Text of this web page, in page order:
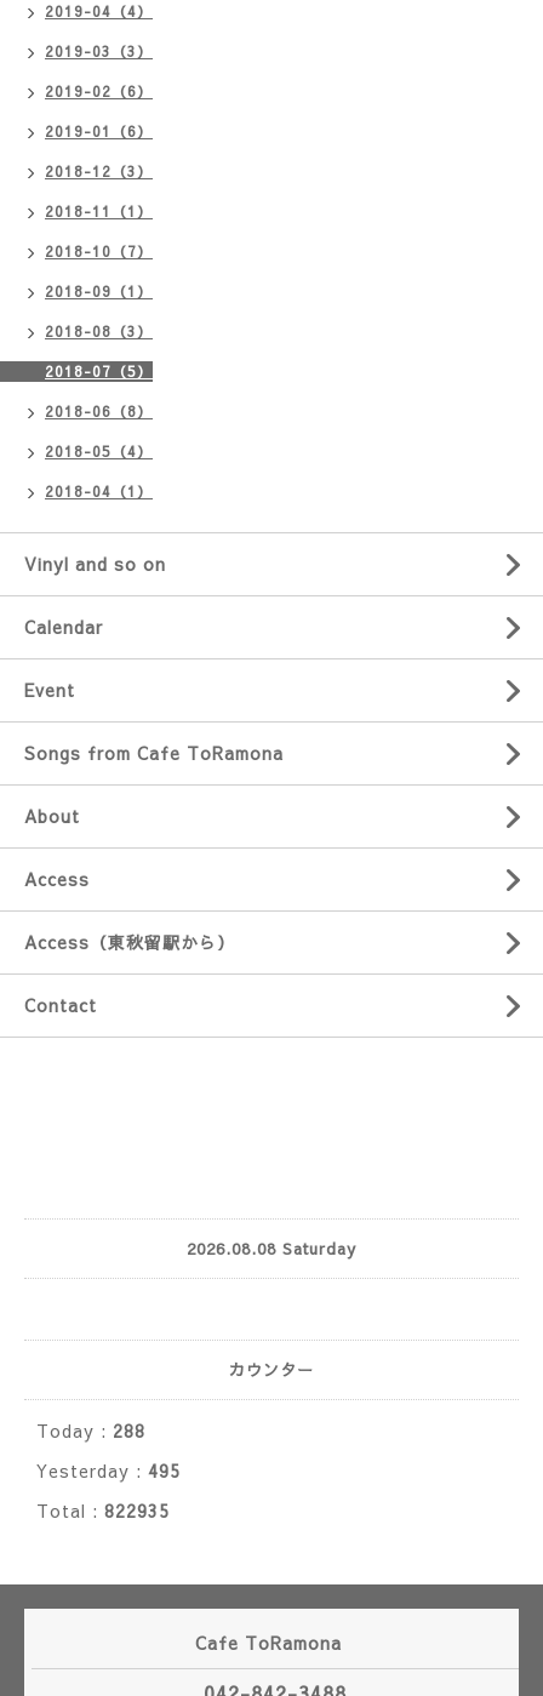
2019-04（4）
2019-03（3）
2019-02（6）
2019-01（6）
2018-12（3）
2018-11（1）
2018-10（7）
2018-09（1）
2018-08（3）
2018-07（5）
2018-06（8）
2018-05（4）
2018-04（1）
Vinyl and so on
Calendar
Event
Songs from Cafe ToRamona
About
Access
Access（東秋留駅から）
Contact
2026.08.08 Saturday
カウンター
Today : 288
Yesterday : 495
Total : 822935
Cafe ToRamona